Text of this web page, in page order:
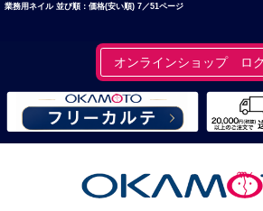
業務用ネイル 並び順：価格(安い順) 7／51ページ
オンラインショップ ロ